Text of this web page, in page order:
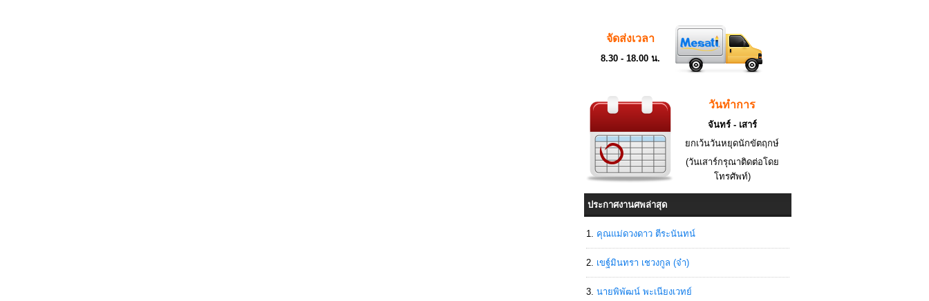
จัดส่งเวลา
8.30 - 18.00 น.
วันทำการ
จันทร์ - เสาร์
ยกเว้นวันหยุดนักขัตฤกษ์
(วันเสาร์กรุณาติดต่อโดย
โทรศัพท์)
ประกาศงานศพล่าสุด
คุณแม่ดวงดาว ตีระนันทน์
เขฐ์มินทรา เชวงกูล (จ๋า)
นายพิพัฒน์ พะเนียงเวทย์